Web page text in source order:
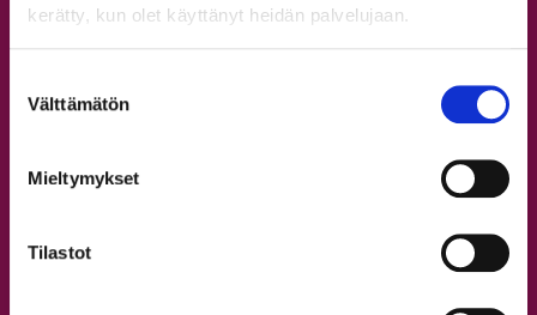
kerätty, kun olet käyttänyt heidän palvelujaan.
valinta
Välttämätön
Mieltymykset
Tilastot
Tapanilan tanssitunnit
Omat tiedot ja verkkokauppa
Tervetuloa StepUp Schooliin!